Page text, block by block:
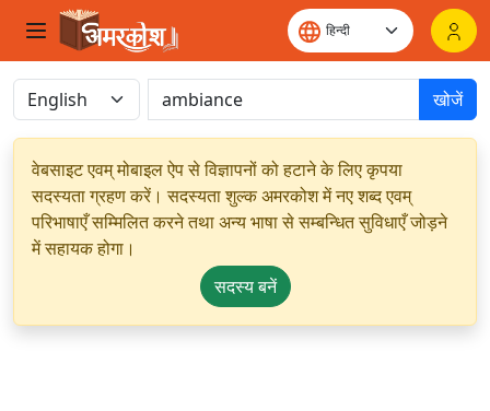
खोजें
वेबसाइट एवम् मोबाइल ऐप से विज्ञापनों को हटाने के लिए कृपया
सदस्यता ग्रहण करें। सदस्यता शुल्क अमरकोश में नए शब्द एवम्
परिभाषाएँ सम्मिलित करने तथा अन्य भाषा से सम्बन्धित सुविधाएँ जोड़ने
में सहायक होगा।
सदस्य बनें